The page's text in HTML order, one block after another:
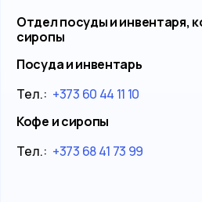
Отдел посуды и инвентаря,
сиропы
Посуда и инвентарь
Тел.: +373 60 44 11 10
Кофе и сиропы
Тел.: +373 68 41 73 99